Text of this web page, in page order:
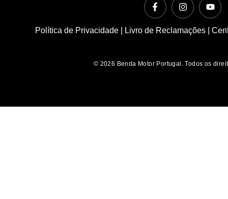
Política de Privacidade| Livro de Reclamações|
© 2026 Benda Motor Portugal. Todos os